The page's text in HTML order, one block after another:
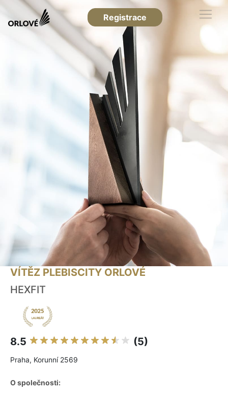
Registrace
VÍTĚZ PLEBISCITY ORLOVÉ
HEXFIT
8.5 (5)
Praha, Korunní 2569
O společnosti: